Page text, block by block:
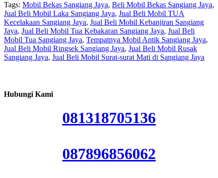
Tags: Mobil Bekas Sangiang Jaya, Beli Mobil Bekas Sangiang Jaya,
Jual Beli Mobil Laka Sangiang Jaya, Jual Beli Mobil TUA
Kecelakaan Sangiang Jaya, Jual Beli Mobil Kebanjiran Sangiang
Jaya, Jual Beli Mobil Tua Kebakaran Sangiang Jaya, Jual Beli
Mobil Tua Sangiang Jaya, Tempatnya Mobil Antik Sangiang Jaya,
Jual Beli Mobil Ringsek Sangiang Jaya, Jual Beli Mobil Rusak
Sangiang Jaya, Jual Beli Mobil Surat-surat Mati di Sangiang Jaya
Hubungi Kami
081318705136
087896856062